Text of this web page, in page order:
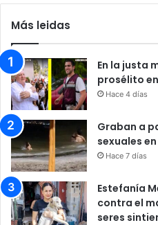
Más leidas
En la justa
prosélito
Hace 4 días
Graban a
sexuales
Hace 7 días
Estefanía
contra el
seres